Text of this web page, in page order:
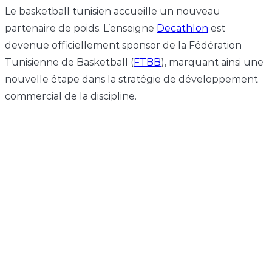
Le basketball tunisien accueille un nouveau
partenaire de poids. L’enseigne Decathlon est
devenue officiellement sponsor de la Fédération
Tunisienne de Basketball (FTBB), marquant ainsi une
nouvelle étape dans la stratégie de développement
commercial de la discipline.